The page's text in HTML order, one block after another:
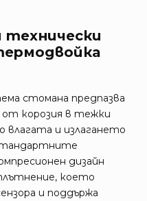
стомана предпазва
корозия в тежки
влагата и излагането
дизайн
което
и поддържа